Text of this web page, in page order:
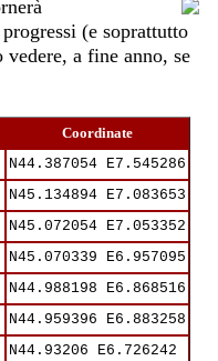
(e soprattutto
a fine anno, se
Coordinate
N44.387054 E7.545286
N45.134894 E7.083653
N45.072054 E7.053352
N45.070339 E6.957095
N44.988198 E6.868516
N44.959396 E6.883258
N44.93206 E6.726242